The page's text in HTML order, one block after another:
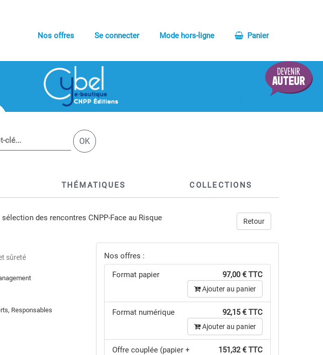
Nos offres Se connecter Mode hors-ligne Panier
OK
THÉMATIQUES COLLECTIONS
sélection des rencontres CNPP-Face au Risque Retour
sûreté
Responsables
Nos offres :
Format papier 97,00 € TTC
Ajouter au panier
Format numérique 92,15 € TTC
Ajouter au panier
Offre couplée (papier +
151,32 € TTC